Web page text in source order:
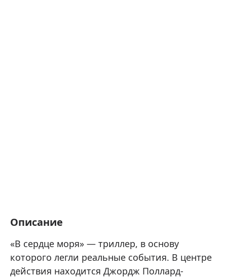
Описание
«В сердце моря» — триллер, в основу
которого легли реальные события. В центре
действия находится Джордж Поллард-